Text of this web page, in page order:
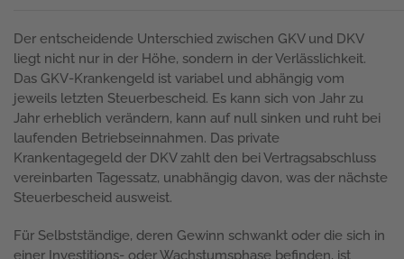
Der entscheidende Unterschied zwischen GKV und DKV
liegt nicht nur in der Höhe, sondern in der Verlässlichkeit.
Das GKV-Krankengeld ist variabel und abhängig vom
jeweils letzten Steuerbescheid. Es kann sich von Jahr zu
Jahr erheblich verändern, kann auf null sinken und ruht bei
laufenden Betriebseinnahmen. Das private
Krankentagegeld der DKV zahlt den bei Vertragsabschluss
vereinbarten Tagessatz, unabhängig davon, was der nächste
Steuerbescheid ausweist.
Für Selbstständige, deren Gewinn schwankt oder die sich in
einer Investitions- oder Wachstumsphase befinden, ist